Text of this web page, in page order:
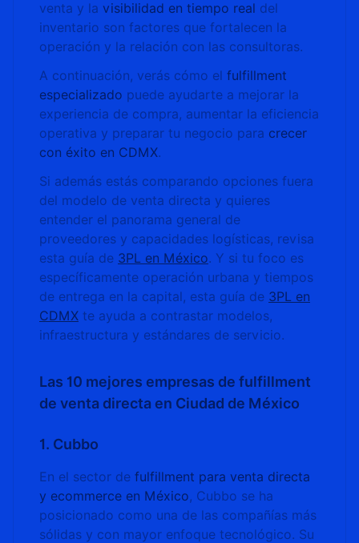
venta y la visibilidad en tiempo real del
inventario son factores que fortalecen la
operación y la relación con las consultoras.
A continuación, verás cómo el fulfillment
especializado puede ayudarte a mejorar la
experiencia de compra, aumentar la eficiencia
operativa y preparar tu negocio para crecer
con éxito en CDMX.
Si además estás comparando opciones fuera
del modelo de venta directa y quieres
entender el panorama general de
proveedores y capacidades logísticas, revisa
esta guía de 3PL en México. Y si tu foco es
específicamente operación urbana y tiempos
de entrega en la capital, esta guía de 3PL en
CDMX te ayuda a contrastar modelos,
infraestructura y estándares de servicio.
Las 10 mejores empresas de fulfillment
de venta directa en Ciudad de México
1. Cubbo
En el sector de fulfillment para venta directa
y ecommerce en México, Cubbo se ha
posicionado como una de las compañías más
sólidas y con mayor enfoque tecnológico. Su